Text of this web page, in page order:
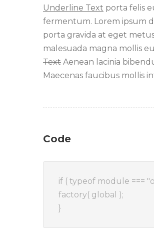
Underline Text porta felis
fermentum. Lorem ipsum
porta gravida at eget
malesuada magna mollis
Text Aenean lacinia
Maecenas faucibus mollis
Code
if ( typeof module ===
factory( global );
}